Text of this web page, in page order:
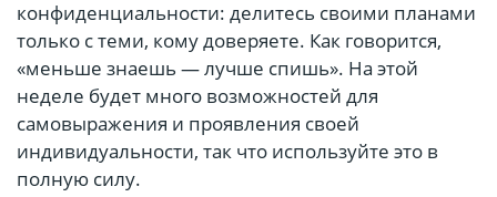
конфиденциальности: делитесь своими планами
только с теми, кому доверяете. Как говорится,
«меньше знаешь — лучше спишь». На этой
неделе будет много возможностей для
самовыражения и проявления своей
индивидуальности, так что используйте это в
полную силу.